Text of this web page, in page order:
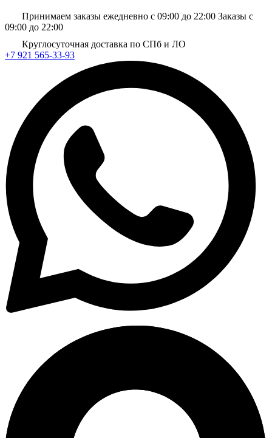
Принимаем заказы ежедневно с 09:00 до 22:00 Заказы с
09:00 до 22:00
Круглосуточная доставка по СПб и ЛО
+7 921 565-33-93